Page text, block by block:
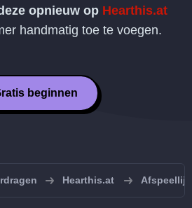
opnieuw op Hearthis.at
handmatig toe te voegen.
beginnen
Hearthis.at